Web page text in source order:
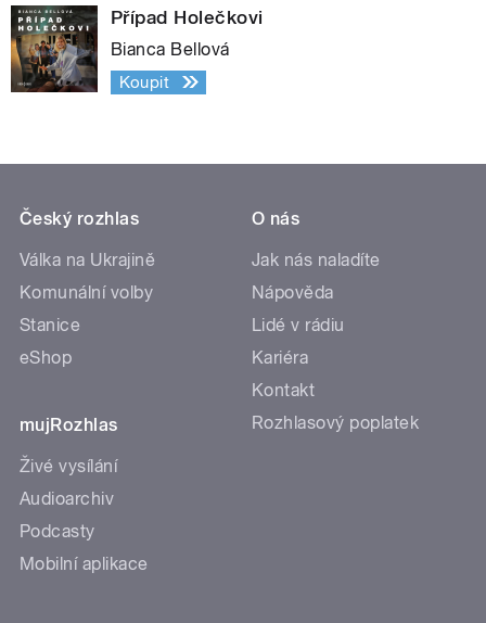
Případ Holečkovi
Bianca Bellová
Koupit
Český rozhlas
Válka na Ukrajině
Komunální volby
Stanice
eShop
mujRozhlas
Živé vysílání
Audioarchiv
Podcasty
Mobilní aplikace
O nás
Jak nás naladíte
Nápověda
Lidé v rádiu
Kariéra
Kontakt
Rozhlasový poplatek